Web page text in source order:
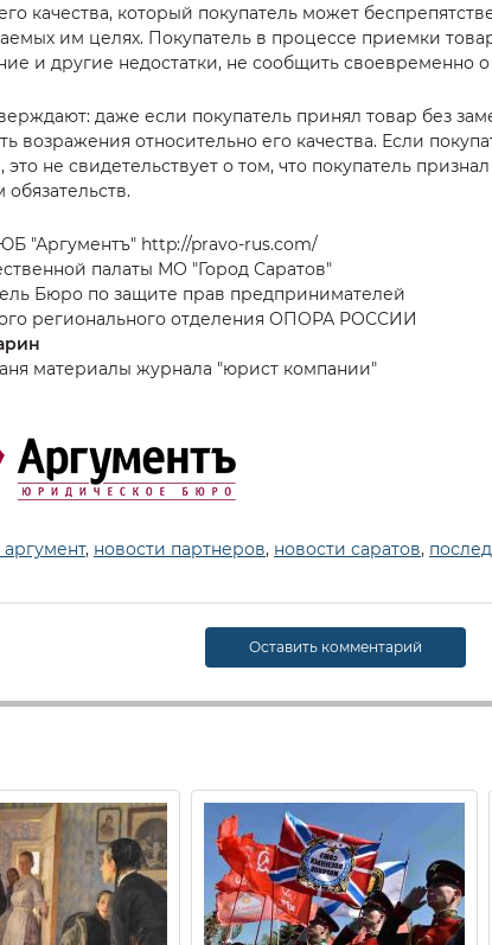
качества, который покупатель может
им целях. Покупатель в процессе приемки
и другие недостатки, не сообщить своевременно
даже если покупатель принял товар без
возражения относительно его качества. Если
это не свидетельствует о том, что покупатель
"Аргументъ" http://pravo-rus.com/
палаты МО "Город Саратов"
Бюро по защите прав предпринимателей
регионального отделения ОПОРА РОССИИ
материалы журнала "юрист компании"
, новости партнеров, новости саратов,
Оставить комментарий